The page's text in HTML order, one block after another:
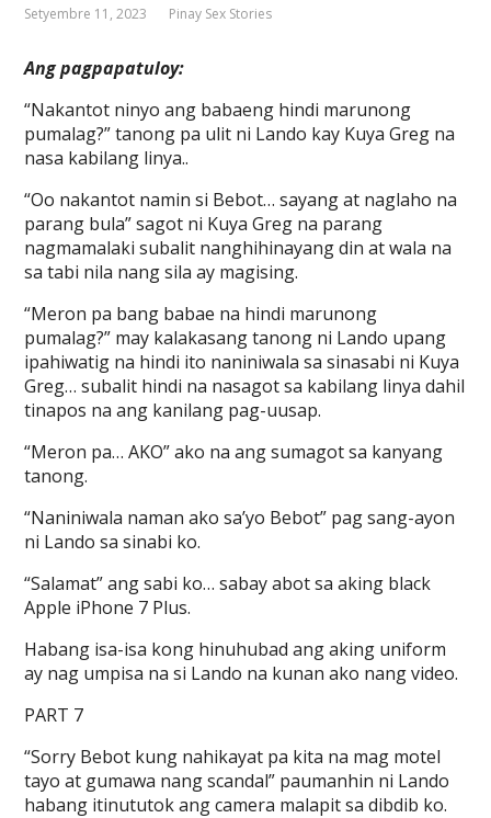
Setyembre 11, 2023 Pinay Sex Stories
Ang pagpapatuloy:
“Nakantot ninyo ang babaeng hindi marunong
pumalag?” tanong pa ulit ni Lando kay Kuya Greg na
nasa kabilang linya..
“Oo nakantot namin si Bebot… sayang at naglaho na
parang bula” sagot ni Kuya Greg na parang
nagmamalaki subalit nanghihinayang din at wala na
sa tabi nila nang sila ay magising.
“Meron pa bang babae na hindi marunong
pumalag?” may kalakasang tanong ni Lando upang
ipahiwatig na hindi ito naniniwala sa sinasabi ni Kuya
Greg… subalit hindi na nasagot sa kabilang linya dahil
tinapos na ang kanilang pag-uusap.
“Meron pa… AKO” ako na ang sumagot sa kanyang
tanong.
“Naniniwala naman ako sa’yo Bebot” pag sang-ayon
ni Lando sa sinabi ko.
“Salamat” ang sabi ko… sabay abot sa aking black
Apple iPhone 7 Plus.
Habang isa-isa kong hinuhubad ang aking uniform
ay nag umpisa na si Lando na kunan ako nang video.
PART 7
“Sorry Bebot kung nahikayat pa kita na mag motel
tayo at gumawa nang scandal” paumanhin ni Lando
habang itinututok ang camera malapit sa dibdib ko.